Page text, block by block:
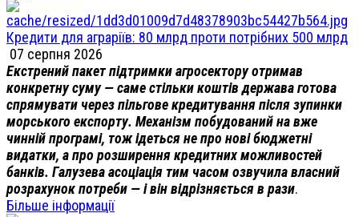
Кредити для аграріїв: 80 млрд проти потрібних 500 млрд
07 серпня 2026
Екстрений пакет підтримки агросектору отримав
конкретну суму — саме стільки коштів держава готова
спрямувати через пільгове кредитування після зупинки
морського експорту. Механізм побудований на вже
чинній програмі, тож ідеться не про нові бюджетні
видатки, а про розширення кредитних можливостей
банків. Галузева асоціація тим часом озвучила власний
розрахунок потреби — і він відрізняється в рази.
Більше інформації